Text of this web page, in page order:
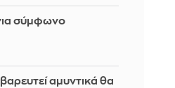
σύμφωνο
αμυντικά θα